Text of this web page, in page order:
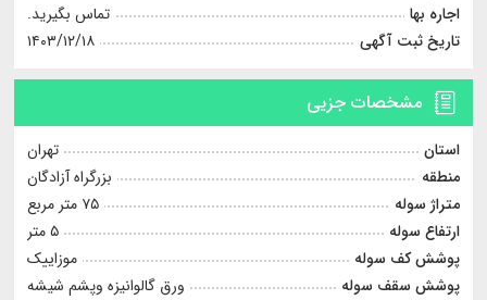
اجاره بها
تماس بگیرید.
تاریخ ثبت آگهی
۱۴۰۳/۱۲/۱۸
مشخصات جزیی
استان
تهران
منطقه
بزرگراه آزادگان
متراژ سوله
۷۵ متر مربع
ارتفاع سوله
۵ متر
پوشش کف سوله
موزاییک
پوشش سقف سوله
ورق گالوانیزه وپشم شیشه